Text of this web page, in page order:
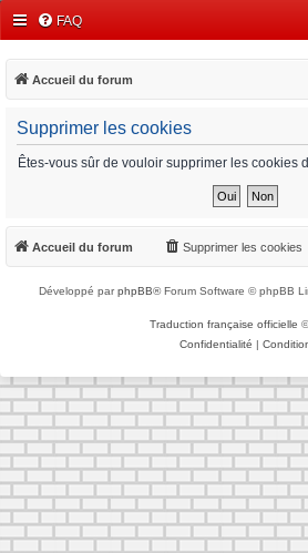
FAQ
Accueil du forum
Supprimer les cookies
Êtes-vous sûr de vouloir supprimer les cookies
Accueil du forum Supprimer les cookies
Développé parphpBB® Forum Software © phpBB
Traduction française officielle
Confidentialité |